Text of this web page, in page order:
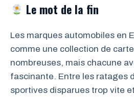
Le mot de la fin
Les marques automobiles en
comme une collection de
nombreuses, mais chacune
fascinante. Entre les ratages
sportives disparues trop vite